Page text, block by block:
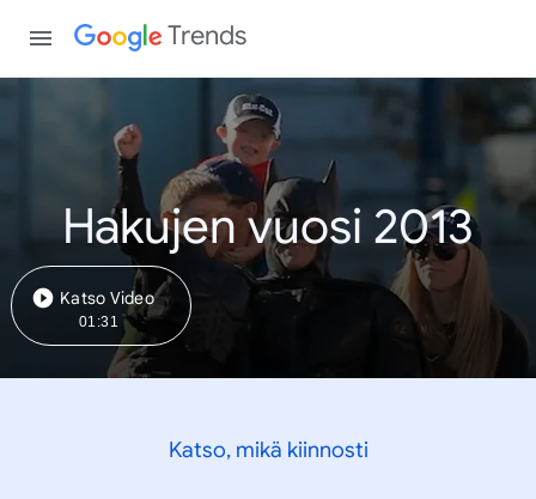
Trends
Hakujen vuosi 2013
Katso Video
01:31
Katso, mikä kiinnosti